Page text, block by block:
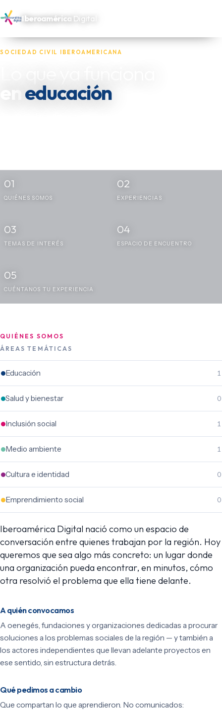
Iberoamérica Digital
SOCIEDAD CIVIL IBEROAMERICANA
salud
01
QUIÉNES SOMOS
02
EXPERIENCIAS
03
TEMAS DE INTERÉS
04
ESPACIO DE ENCUENTRO
05
CUÉNTANOS TU EXPERIENCIA
QUIÉNES SOMOS
ÁREAS TEMÁTICAS
Educación 1
Salud y bienestar 0
Inclusión social 1
Medio ambiente 1
Cultura e identidad 0
Emprendimiento social 0
Iberoamérica Digital nació como un espacio de
conversación entre quienes trabajan por la región. Hoy
queremos que sea algo más concreto: un lugar donde
una organización pueda encontrar, en minutos, cómo
otra resolvió el problema que ella tiene delante.
A quién convocamos
A oenegés, fundaciones y organizaciones dedicadas a procurar
soluciones a los problemas sociales de la región — y también a
los actores independientes que llevan adelante proyectos en
ese sentido, sin estructura detrás.
Qué pedimos a cambio
Que compartan lo que aprendieron. No comunicados: